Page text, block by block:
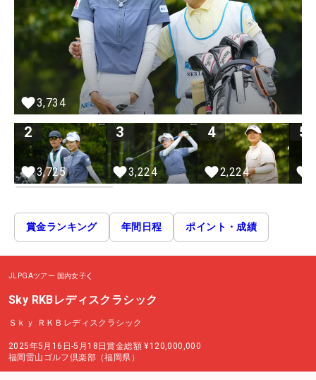
3,734
2
3,725
3
3,224
4
2,224
5
賞金ランキング 年間日程 ポイント・成績
JLPGAツアー 国内女子
Sky RKBレディスクラシック
Ｓｋｙ ＲＫＢレディスクラシック
2025年5月16日-5月18日賞金総額 ¥120,000,000
福岡雷山ゴルフ倶楽部（福岡県）